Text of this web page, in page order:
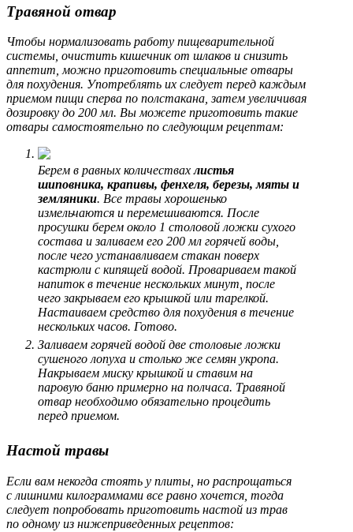
Травяной отвар
Чтобы нормализовать работу пищеварительной
системы, очистить кишечник от шлаков и снизить
аппетит, можно приготовить специальные отвары
для похудения. Употреблять их следует перед каждым
приемом пищи сперва по полстакана, затем увеличивая
дозировку до 200 мл. Вы можете приготовить такие
отвары самостоятельно по следующим рецептам:
Берем в равных количествахлистья
шиповника, крапивы, фенхеля, березы, мяты и
земляники. Все травы хорошенько
измельчаются и перемешиваются. После
просушки берем около 1 столовой ложки сухого
состава и заливаем его 200 мл горячей воды,
после чего устанавливаем стакан поверх
кастрюли с кипящей водой. Провариваем такой
напиток в течение нескольких минут, после
чего закрываем его крышкой или тарелкой.
Настаиваем средство для похудения в течение
нескольких часов. Готово.
Заливаем горячей водой две столовые ложки
сушеного лопуха и столько же семян укропа.
Накрываем миску крышкой и ставим на
паровую баню примерно на полчаса. Травяной
отвар необходимо обязательно процедить
перед приемом.
Настой травы
Если вам некогда стоять у плиты, но распрощаться
с лишними килограммами все равно хочется, тогда
следует попробовать приготовить настой из трав
по одному из нижеприведенных рецептов: